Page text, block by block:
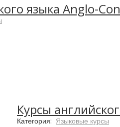
языка Anglo-
Курсы
Категория: Языковые курсы